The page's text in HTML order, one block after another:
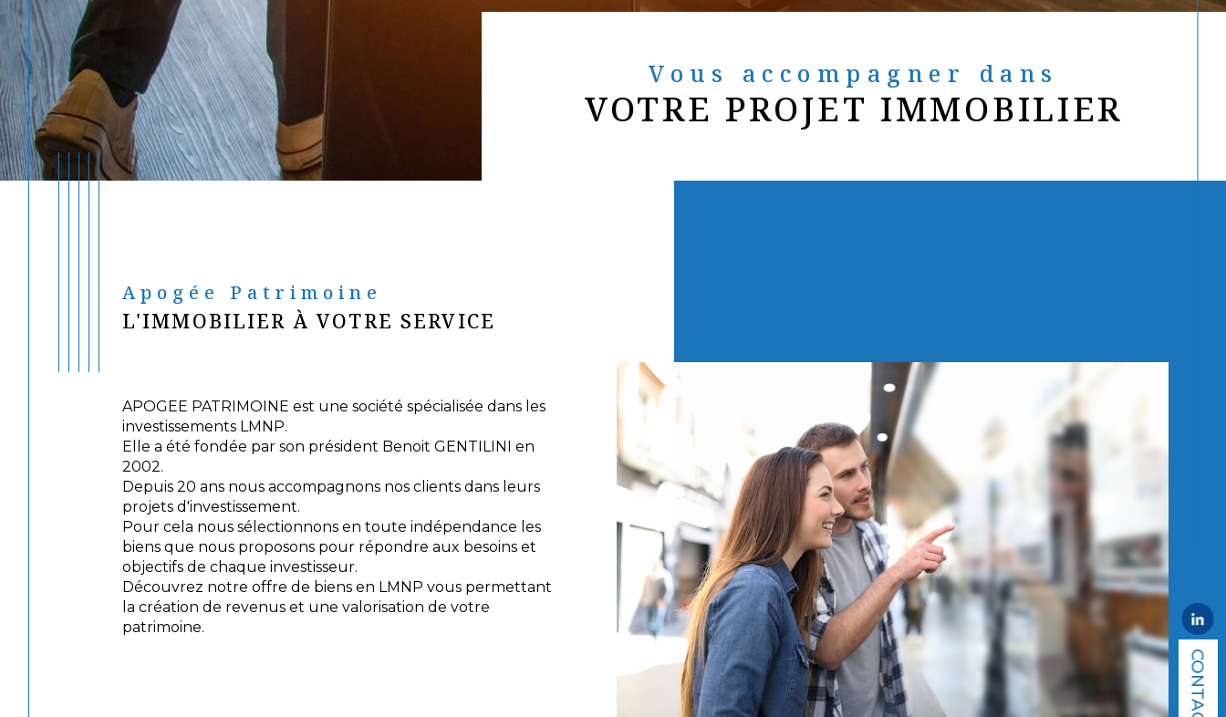
CONTACT
Vous accompagner dans
VOTRE PROJET IMMOBILIER
Apogée Patrimoine
L'IMMOBILIER À VOTRE SERVICE
APOGEE PATRIMOINE est une société spécialisée dans les
investissements LMNP.
Elle a été fondée par son président Benoit GENTILINI en
2002.
Depuis 20 ans nous accompagnons nos clients dans leurs
projets d'investissement.
Pour cela nous sélectionnons en toute indépendance les
biens que nous proposons pour répondre aux besoins et
objectifs de chaque investisseur.
Découvrez notre offre de biens en LMNP vous permettant
la création de revenus et une valorisation de votre
patrimoine.